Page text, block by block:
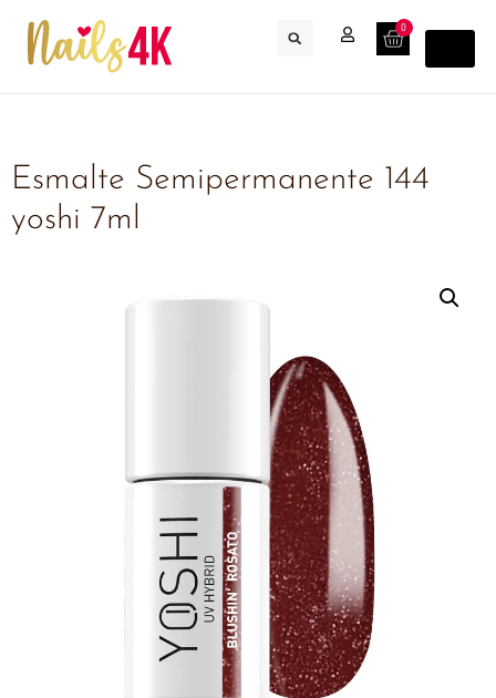
0
Esmalte Semipermanente 144
yoshi 7ml